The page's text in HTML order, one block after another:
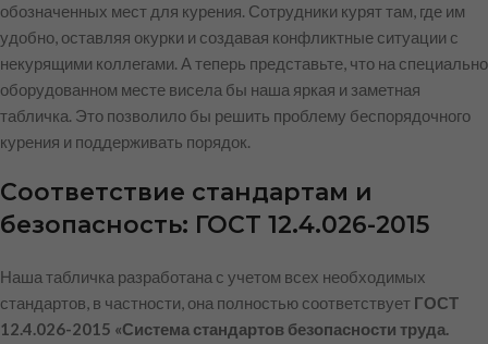
обозначенных мест для курения. Сотрудники курят там, где им
удобно, оставляя окурки и создавая конфликтные ситуации с
некурящими коллегами. А теперь представьте, что на специально
оборудованном месте висела бы наша яркая и заметная
табличка. Это позволило бы решить проблему беспорядочного
курения и поддерживать порядок.
Соответствие стандартам и
безопасность: ГОСТ 12.4.026-2015
Наша табличка разработана с учетом всех необходимых
стандартов, в частности, она полностью соответствует ГОСТ
12.4.026-2015 «Система стандартов безопасности труда.